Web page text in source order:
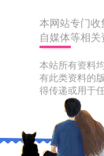
本网站专门收
自媒体等相关
本站所有资料
有此类资料的
得传递或用于